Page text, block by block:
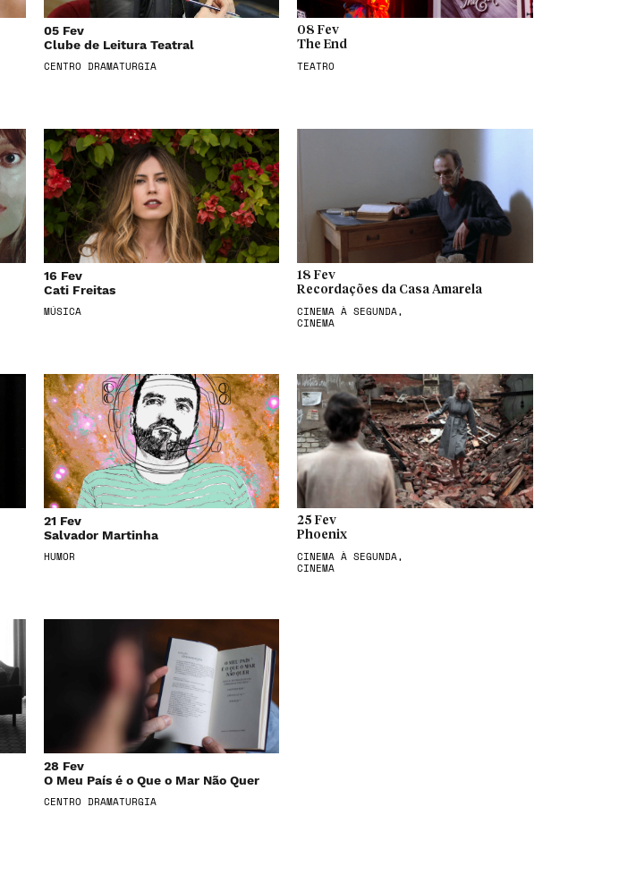
05 Fev
Clube de Leitura Teatral
CENTRO DRAMATURGIA
08 Fev
The End
TEATRO
16 Fev
Cati Freitas
MÚSICA
18 Fev
Recordações da Casa Amarela
CINEMA À SEGUNDA,
CINEMA
21 Fev
Salvador Martinha
HUMOR
25 Fev
Phoenix
CINEMA À SEGUNDA,
CINEMA
28 Fev
O Meu País é o Que o Mar Não Quer
CENTRO DRAMATURGIA